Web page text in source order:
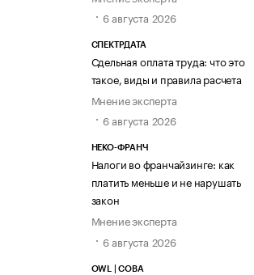
6 августа 2026
СПЕКТРДАТА
Сдельная оплата труда: что это
такое, виды и правила расчета
Мнение эксперта
6 августа 2026
НЕКО-ФРАНЧ
Налоги во франчайзинге: как
платить меньше и не нарушать
закон
Мнение эксперта
6 августа 2026
OWL | СОВА